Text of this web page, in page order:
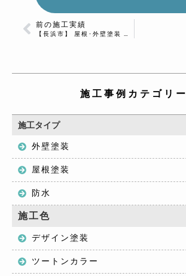
前の施工実績
【長浜市】 屋根･外壁塗装 Ｓ様邸
施工事例カテゴリー
施工タイプ
外壁塗装
屋根塗装
防水
施工色
デザイン塗装
ツートンカラー